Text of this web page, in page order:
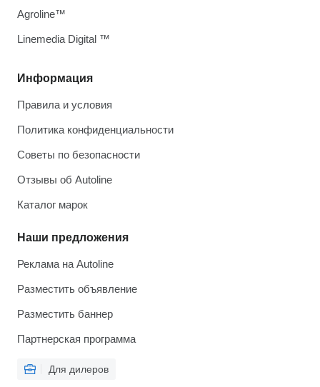
Информация
Правила и условия
Политика конфиденциальности
Советы по безопасности
Отзывы об Autoline
Каталог марок
Наши предложения
Реклама на Autoline
Разместить объявление
Разместить баннер
Партнерская программа
Для дилеров
Agroline™
Linemedia Digital ™